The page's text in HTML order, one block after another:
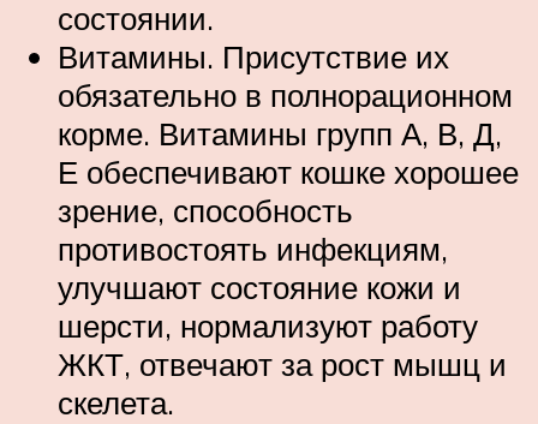
состоянии.
Витамины. Присутствие их
обязательно в полнорационном
корме. Витамины групп А, В, Д,
Е обеспечивают кошке хорошее
зрение, способность
противостоять инфекциям,
улучшают состояние кожи и
шерсти, нормализуют работу
ЖКТ, отвечают за рост мышц и
скелета.